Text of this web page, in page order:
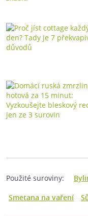
Použité suroviny:
Smetana na vaření